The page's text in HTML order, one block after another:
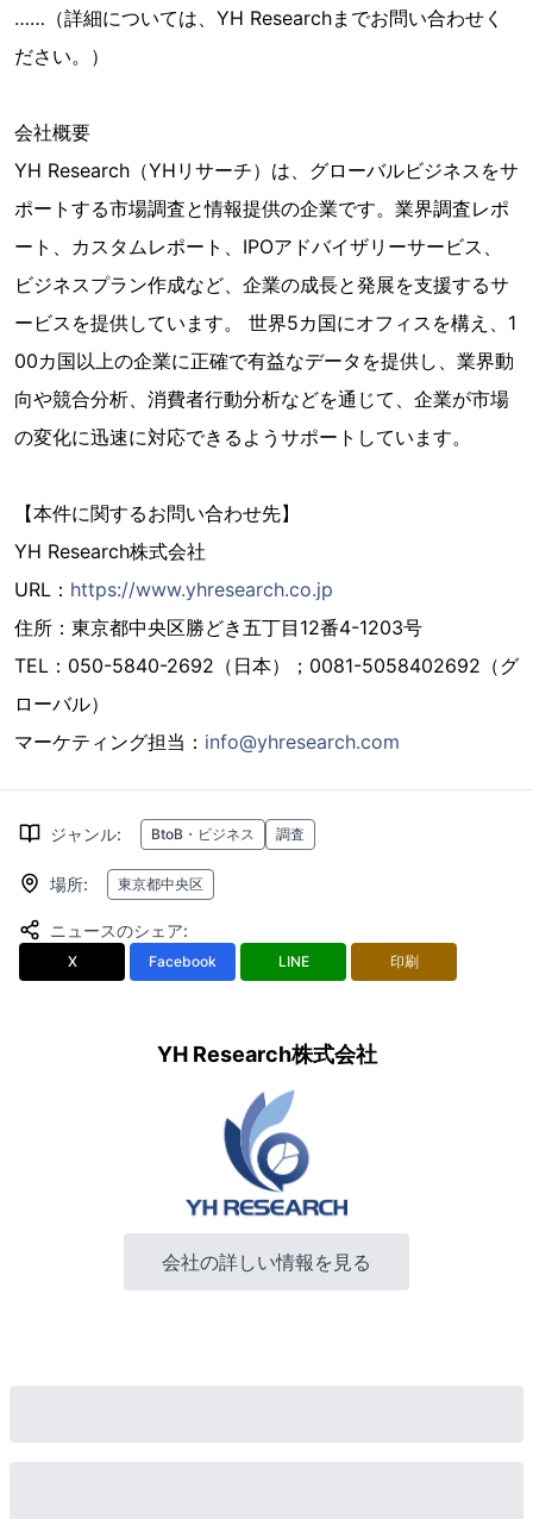
……（詳細については、YH Researchまでお問い合わせく
ださい。）
会社概要
YH Research（YHリサーチ）は、グローバルビジネスをサ
ポートする市場調査と情報提供の企業です。業界調査レポ
ート、カスタムレポート、IPOアドバイザリーサービス、
ビジネスプラン作成など、企業の成長と発展を支援するサ
ービスを提供しています。 世界5カ国にオフィスを構え、1
00カ国以上の企業に正確で有益なデータを提供し、業界動
向や競合分析、消費者行動分析などを通じて、企業が市場
の変化に迅速に対応できるようサポートしています。
【本件に関するお問い合わせ先】
YH Research株式会社
URL： https://www.yhresearch.co.jp
住所：東京都中央区勝どき五丁目12番4-1203号
TEL：050-5840-2692（日本）；0081-5058402692（グ
ローバル）
マーケティング担当： info@yhresearch.com
ジャンル: BtoB・ビジネス 調査
場所: 東京都中央区
ニュースのシェア:
X Facebook LINE 印刷
YH Research株式会社
会社の詳しい情報を見る